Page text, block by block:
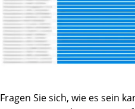
Fragen Sie sich, wie es sein